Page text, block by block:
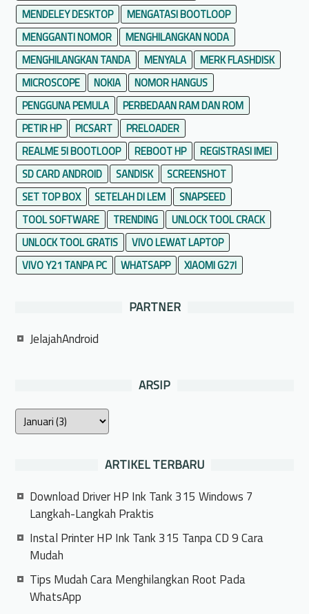
MENDELEY DESKTOP
MENGATASI BOOTLOOP
MENGGANTI NOMOR
MENGHILANGKAN NODA
MENGHILANGKAN TANDA
MENYALA
MERK FLASHDISK
MICROSCOPE
NOKIA
NOMOR HANGUS
PENGGUNA PEMULA
PERBEDAAN RAM DAN ROM
PETIR HP
PICSART
PRELOADER
REALME 5I BOOTLOOP
REBOOT HP
REGISTRASI IMEI
SD CARD ANDROID
SANDISK
SCREENSHOT
SET TOP BOX
SETELAH DI LEM
SNAPSEED
TOOL SOFTWARE
TRENDING
UNLOCK TOOL CRACK
UNLOCK TOOL GRATIS
VIVO LEWAT LAPTOP
VIVO Y21 TANPA PC
WHATSAPP XIAOMI G27I
PARTNER
JelajahAndroid
ARSIP
ARTIKEL TERBARU
Download Driver HP Ink Tank 315 Windows 7
Langkah-Langkah Praktis
Instal Printer HP Ink Tank 315 Tanpa CD 9 Cara
Mudah
Tips Mudah Cara Menghilangkan Root Pada
WhatsApp